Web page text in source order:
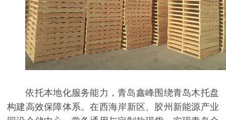
依托本地化服务能力，青岛鑫峰围绕青岛木托盘
构建高效保障体系。在西海岸新区、胶州新能源产业